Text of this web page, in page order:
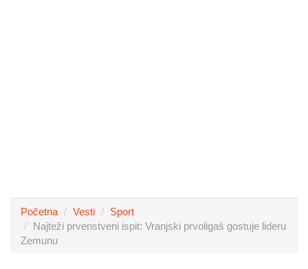
Početna Vesti
Sport
Najteži prvenstveni ispit: Vranjski prvoligaš gostuje lideru
Zemunu